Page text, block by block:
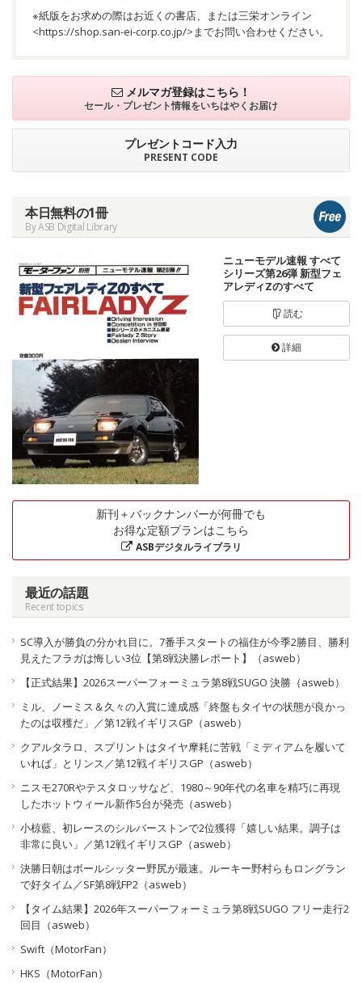
※紙版をお求めの際はお近くの書店、または三栄オンライン
<https://shop.san-ei-corp.co.jp/>までお問い合わせください。
メルマガ登録はこちら！
セール・プレゼント情報をいちはやくお届け
プレゼントコード入力
PRESENT CODE
本日無料の1冊
By ASB Digital Library
ニューモデル速報 すべて
シリーズ第26弾 新型フェ
アレディZのすべて
読む
詳細
新刊＋バックナンバーが何冊でも
お得な定額プランはこちら
ASBデジタルライブラリ
最近の話題
Recent topics
SC導入が勝負の分かれ目に。7番手スタートの福住が今季2勝目、勝利
見えたフラガは悔しい3位【第8戦決勝レポート】（asweb）
【正式結果】2026スーパーフォーミュラ第8戦SUGO 決勝（asweb）
ミル、ノーミス＆久々の入賞に達成感「終盤もタイヤの状態が良かっ
たのは収穫だ」／第12戦イギリスGP（asweb）
クアルタラロ、スプリントはタイヤ摩耗に苦戦「ミディアムを履いて
いれば」とリンス／第12戦イギリスGP（asweb）
ニスモ270Rやテスタロッサなど、1980～90年代の名車を精巧に再現
したホットウィール新作5台が発売（asweb）
小椋藍、初レースのシルバーストンで2位獲得「嬉しい結果。調子は
非常に良い」／第12戦イギリスGP（asweb）
決勝日朝はポールシッター野尻が最速。ルーキー野村らもロングラン
で好タイム／SF第8戦FP2（asweb）
【タイム結果】2026年スーパーフォーミュラ第8戦SUGO フリー走行2
回目（asweb）
Swift（MotorFan）
HKS（MotorFan）